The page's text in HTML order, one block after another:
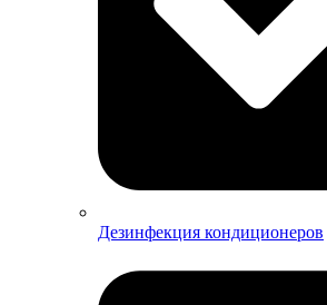
Дезинфекция кондиционеров